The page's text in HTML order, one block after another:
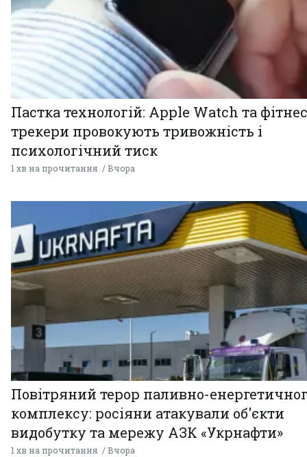
Пастка технологій: Apple Watch та
трекери провокують тривожність і
психологічний тиск
1 хв на прочитання Вчора
Повітряний терор паливно-
комплексу: росіяни атакували об'єкти
видобутку та мережу АЗК «Укрнафти»
1 хв на прочитання Вчора